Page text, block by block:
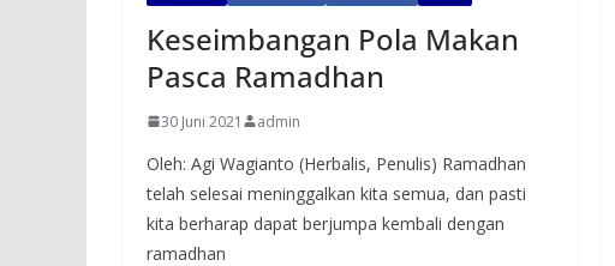
Keseimbangan Pola Makan
Pasca Ramadhan
30 Juni 2021 admin
Oleh: Agi Wagianto (Herbalis, Penulis) Ramadhan
telah selesai meninggalkan kita semua, dan pasti
kita berharap dapat berjumpa kembali dengan
ramadhan